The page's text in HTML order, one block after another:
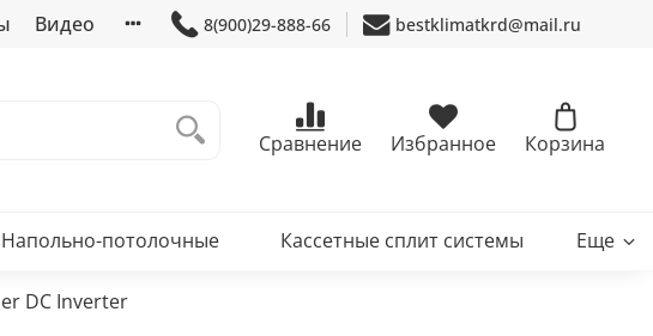
Видео 8(900)29-888-66 bestklimatkrd@mail.ru
Сравнение Избранное Корзина
Напольно-потолочные Кассетные сплит системы Еще
DC Inverter